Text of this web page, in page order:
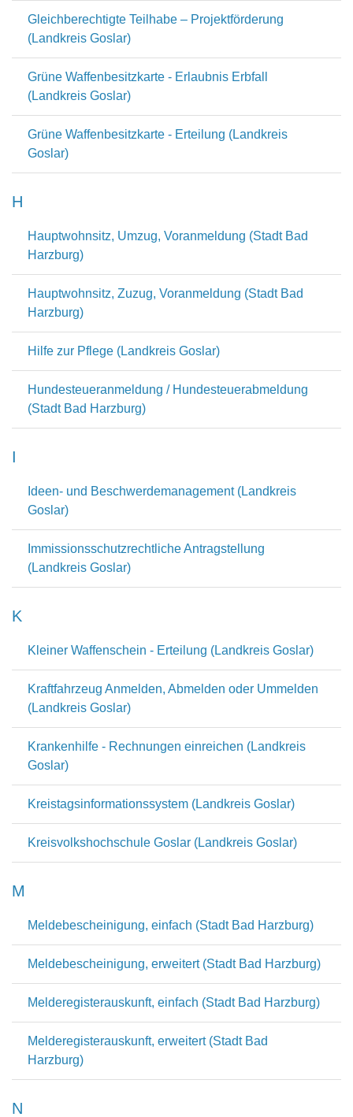
Gleichberechtigte Teilhabe – Projektförderung
(Landkreis Goslar)
Grüne Waffenbesitzkarte - Erlaubnis Erbfall
(Landkreis Goslar)
Grüne Waffenbesitzkarte - Erteilung (Landkreis
Goslar)
H
Hauptwohnsitz, Umzug, Voranmeldung (Stadt Bad
Harzburg)
Hauptwohnsitz, Zuzug, Voranmeldung (Stadt Bad
Harzburg)
Hilfe zur Pflege (Landkreis Goslar)
Hundesteueranmeldung / Hundesteuerabmeldung
(Stadt Bad Harzburg)
I
Ideen- und Beschwerdemanagement (Landkreis
Goslar)
Immissionsschutzrechtliche Antragstellung
(Landkreis Goslar)
K
Kleiner Waffenschein - Erteilung (Landkreis Goslar)
Kraftfahrzeug Anmelden, Abmelden oder Ummelden
(Landkreis Goslar)
Krankenhilfe - Rechnungen einreichen (Landkreis
Goslar)
Kreistagsinformationssystem (Landkreis Goslar)
Kreisvolkshochschule Goslar (Landkreis Goslar)
M
Meldebescheinigung, einfach (Stadt Bad Harzburg)
Meldebescheinigung, erweitert (Stadt Bad Harzburg)
Melderegisterauskunft, einfach (Stadt Bad Harzburg)
Melderegisterauskunft, erweitert (Stadt Bad
Harzburg)
N